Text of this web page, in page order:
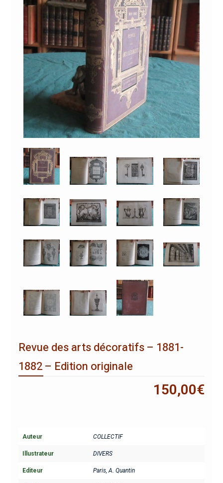
Revue des arts décoratifs – 1881-
1882 – Edition originale
150,00€
Auteur COLLECTIF
Illustrateur DIVERS
Editeur Paris, A. Quantin